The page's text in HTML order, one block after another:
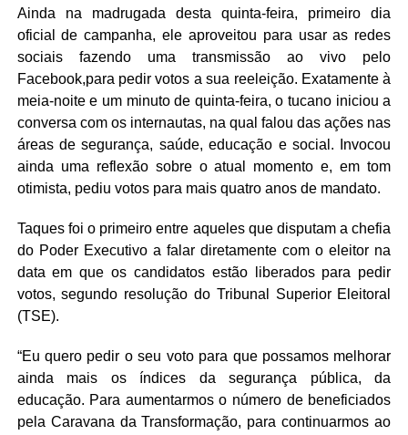
Ainda na madrugada desta quinta-feira, primeiro dia
oficial de campanha, ele aproveitou para usar as redes
sociais fazendo uma transmissão ao vivo pelo
Facebook,para pedir votos a sua reeleição. Exatamente à
meia-noite e um minuto de quinta-feira, o tucano iniciou a
conversa com os internautas, na qual falou das ações nas
áreas de segurança, saúde, educação e social. Invocou
ainda uma reflexão sobre o atual momento e, em tom
otimista, pediu votos para mais quatro anos de mandato.
Taques foi o primeiro entre aqueles que disputam a chefia
do Poder Executivo a falar diretamente com o eleitor na
data em que os candidatos estão liberados para pedir
votos, segundo resolução do Tribunal Superior Eleitoral
(TSE).
“Eu quero pedir o seu voto para que possamos melhorar
ainda mais os índices da segurança pública, da
educação. Para aumentarmos o número de beneficiados
pela Caravana da Transformação, para continuarmos ao